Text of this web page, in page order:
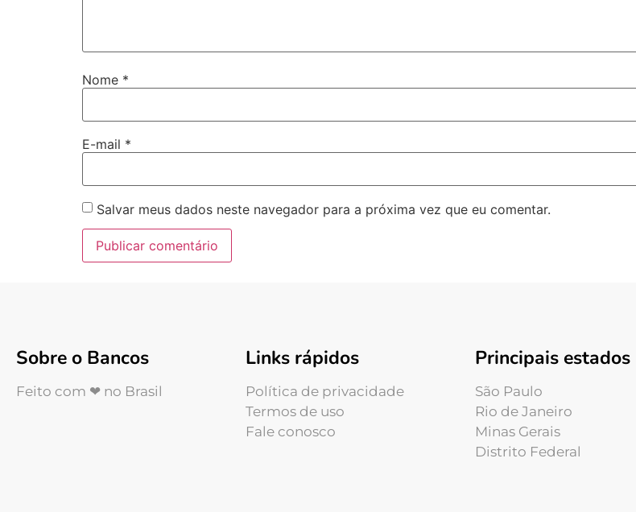
Nome *
E-mail *
Salvar meus dados neste navegador para a próxima vez que eu comentar.
Sobre o Bancos
Feito com ❤ no Brasil
Links rápidos
Política de privacidade
Termos de uso
Fale conosco
Principais estados
São Paulo
Rio de Janeiro
Minas Gerais
Distrito Federal